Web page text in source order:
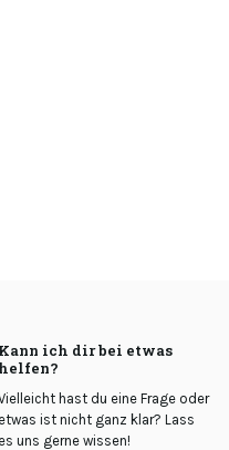
Kann ich dir bei etwas
helfen?
hast du eine Frage oder
etwas ist nicht ganz klar? Lass
es uns gerne wissen!